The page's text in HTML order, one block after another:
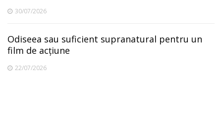
30/07/2026
Odiseea sau suficient supranatural pentru un
film de acțiune
22/07/2026